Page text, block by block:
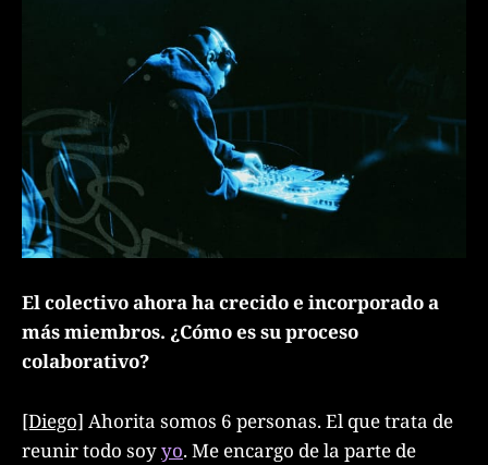
El colectivo ahora ha crecido e incorporado a
más miembros. ¿Cómo es su proceso
colaborativo?
[Diego] Ahorita somos 6 personas. El que trata de
reunir todo soyyo. Me encargo de la parte de